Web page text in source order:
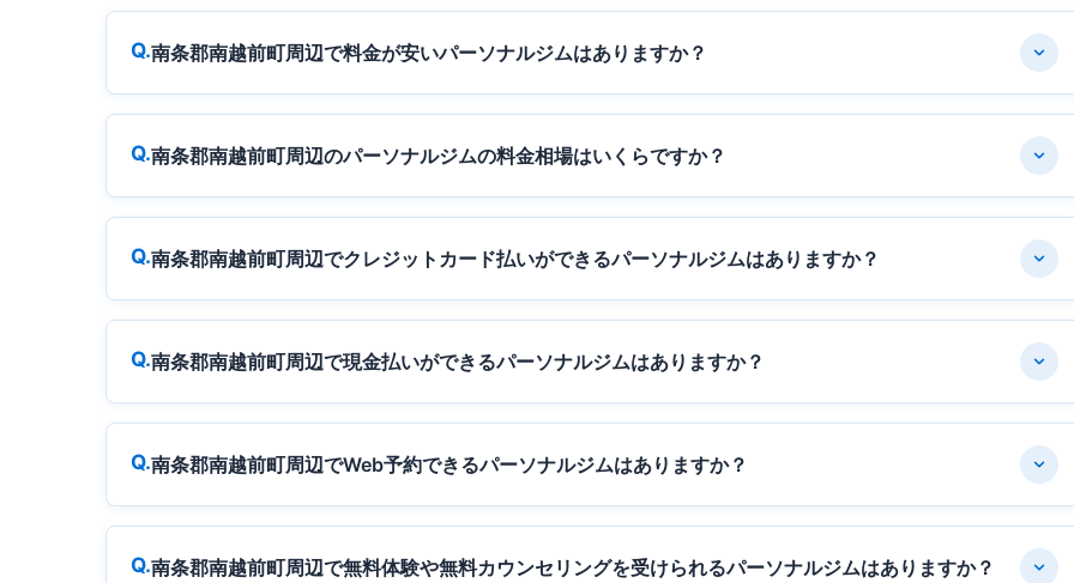
南条郡南越前町周辺で料金が安いパーソナルジムはありますか？
南条郡南越前町周辺のパーソナルジムの料金相場はいくらですか？
南条郡南越前町周辺でクレジットカード払いができるパーソナルジムはありますか？
南条郡南越前町周辺で現金払いができるパーソナルジムはありますか？
南条郡南越前町周辺でWeb予約できるパーソナルジムはありますか？
南条郡南越前町周辺で無料体験や無料カウンセリングを受けられるパーソナルジムはありますか？